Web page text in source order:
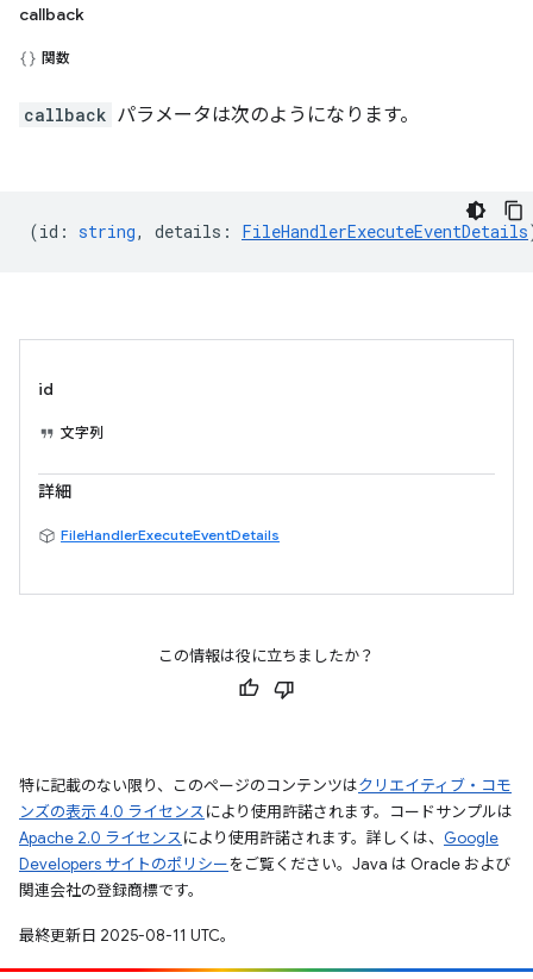
callback
関数
callback パラメータは次のようになります。
(id : string, details : FileHandlerExecuteEventDetails
id
文字列
詳細
FileHandlerExecuteEventDetails
この情報は役に立ちましたか？
特に記載のない限り、このページのコンテンツはクリエイティブ・コモ
ンズの表示 4.0 ライセンスにより使用許諾されます。コードサンプルは
Apache 2.0 ライセンスにより使用許諾されます。詳しくは、 Google
Developers サイトのポリシーをご覧ください。Java は Oracle および
関連会社の登録商標です。
最終更新日 2025-08-11 UTC。